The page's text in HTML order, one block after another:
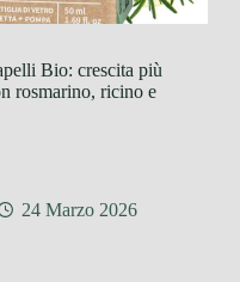
Bio: crescita più
rosmarino, ricino e
24 Marzo 2026